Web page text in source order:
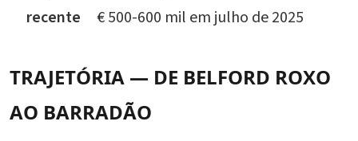
recente
€ 500-600 mil em julho de 2025
TRAJETÓRIA — DE BELFORD ROXO
AO BARRADÃO